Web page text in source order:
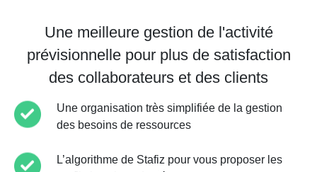
Une meilleure gestion de l'activité
prévisionnelle pour plus de satisfaction
des collaborateurs et des clients
Une organisation très simplifiée de la gestion
des besoins de ressources
L’algorithme de Stafiz pour vous proposer les